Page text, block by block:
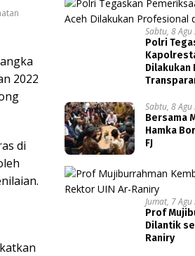
2022
di
Sabtu, 8
Polri
Dilakukan
Sabtu, 8
Bersama
Hamka
FJ
Jumat, 7
Prof
Dilantik
Raniry